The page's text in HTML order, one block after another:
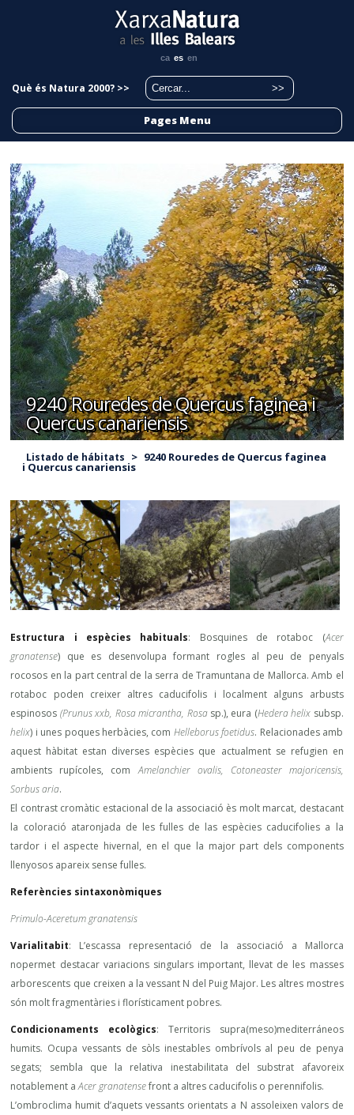
ca es en
Què és Natura 2000? >>
Pages Menu
9240 Rouredes de Quercus faginea i
Quercus canariensis
Listado de hábitats > 9240 Rouredes de Quercus faginea
i Quercus canariensis
Estructura i espècies habituals: Bosquines de rotaboc (Acer
granatense) que es desenvolupa formant rogles al peu de penyals
rocosos en la part central de la serra de Tramuntana de Mallorca. Amb el
rotaboc poden creixer altres caducifolis i localment alguns arbusts
espinosos (Prunus xxb, Rosa micrantha, Rosasp.), eura (Hedera helix subsp.
helix) i unes poques herbàcies, com Helleborus foetidus. Relacionades amb
aquest hàbitat estan diverses espècies que actualment se refugien en
ambients rupícoles, comAmelanchier ovalis, Cotoneaster majoricensis,
Sorbus aria.
El contrast cromàtic estacional de la associació ès molt marcat, destacant
la coloració ataronjada de les fulles de las espècies caducifolies a la
tardor i el aspecte hivernal, en el que la major part dels components
llenyosos apareix sense fulles.
Referències sintaxonòmiques
Primulo-Aceretum granatensis
Varialitabit: L’escassa representació de la associació a Mallorca
nopermet destacar variacions singulars important, llevat de les masses
arborescents que creixen a la vessant N del Puig Major. Les altres mostres
són molt fragmentàries i florísticament pobres.
Condicionaments ecològics: Territoris supra(meso)mediterráneos
humits. Ocupa vessants de sòls inestables ombrívols al peu de penya
segats; sembla que la relativa inestabilitata del substrat afavoreix
notablement aAcer granatensefront a altres caducifolis o perennifolis.
L’ombroclima humit d’aquets vessants orientats a N assoleixen valors de